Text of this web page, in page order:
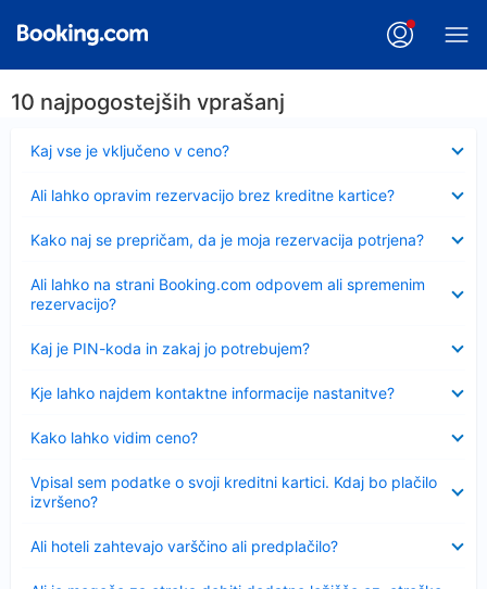
10 najpogostejših vprašanj
Kaj vse je vključeno v ceno?
Ali lahko opravim rezervacijo brez kreditne kartice?
Kako naj se prepričam, da je moja rezervacija potrjena?
Ali lahko na strani Booking.com odpovem ali spremenim
rezervacijo?
Kaj je PIN-koda in zakaj jo potrebujem?
Kje lahko najdem kontaktne informacije nastanitve?
Kako lahko vidim ceno?
Vpisal sem podatke o svoji kreditni kartici. Kdaj bo plačilo
izvršeno?
Ali hoteli zahtevajo varščino ali predplačilo?